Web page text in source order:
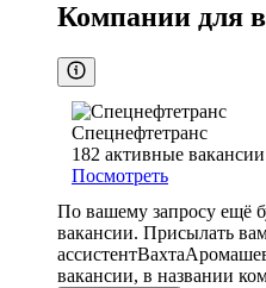
Компании для
Спецнефтетранс
182 активные вакансии
Посмотреть
По вашему запросу ещё
вакансии. Присылать
ассистентВахта
вакансии, в названии